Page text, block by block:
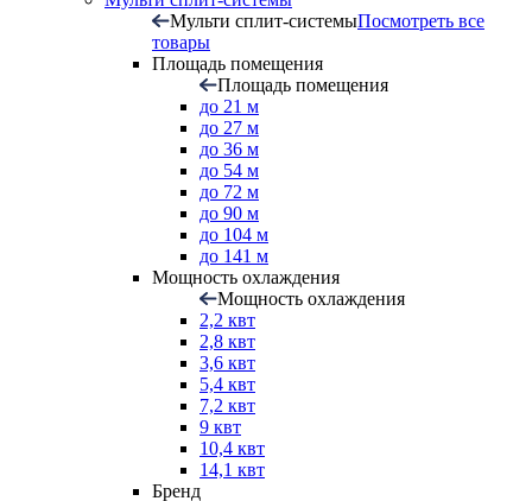
Мульти сплит-системыПосмотреть все
товары
Площадь помещения
Площадь помещения
до 21 м
до 27 м
до 36 м
до 54 м
до 72 м
до 90 м
до 104 м
до 141 м
Мощность охлаждения
Мощность охлаждения
2,2 квт
2,8 квт
3,6 квт
5,4 квт
7,2 квт
9 квт
10,4 квт
14,1 квт
Бренд